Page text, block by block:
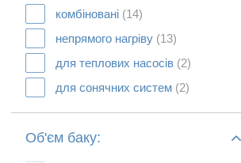
комбіновані (14)
непрямого нагріву (13)
для теплових насосів (2)
для сонячних систем (2)
Об'єм баку: